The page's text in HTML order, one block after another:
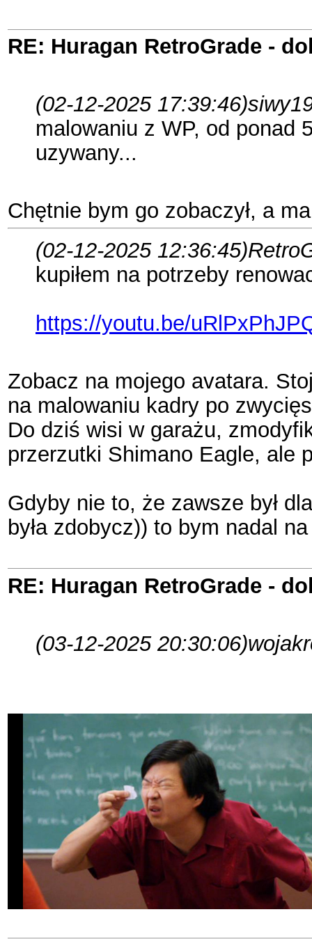
RE: Huragan RetroGrade -
(02-12-2025 17:39:46)
malowaniu z WP, od ponad
uzywany...
Chętnie bym go zobaczył, a
(02-12-2025 12:36:45)
kupiłem na potrzeby
https://youtu.be/
Zobacz na mojego avatara.
na malowaniu kadry po
Do dziś wisi w garażu,
przerzutki Shimano Eagle, ale
Gdyby nie to, że zawsze był
była zdobycz)) to bym nadal
RE: Huragan RetroGrade -
(03-12-2025 20:30:06)